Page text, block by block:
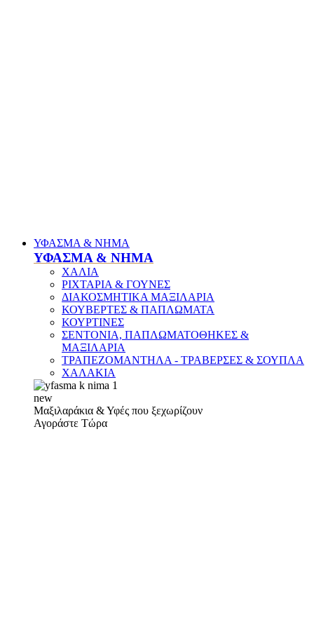
ΥΦΑΣΜΑ & ΝΗΜΑ
ΥΦΑΣΜΑ & ΝΗΜΑ
ΧΑΛΙΑ
ΡΙΧΤΑΡΙΑ & ΓΟΥΝΕΣ
ΔΙΑΚΟΣΜΗΤΙΚΑ ΜΑΞΙΛΑΡΙΑ
ΚΟΥΒΕΡΤΕΣ & ΠΑΠΛΩΜΑΤΑ
ΚΟΥΡΤΙΝΕΣ
ΣΕΝΤΟΝΙΑ, ΠΑΠΛΩΜΑΤΟΘΗΚΕΣ &
ΜΑΞΙΛΑΡΙΑ
ΤΡΑΠΕΖΟΜΑΝΤΗΛΑ - ΤΡΑΒΕΡΣΕΣ & ΣΟΥΠΛΑ
ΧΑΛΑΚΙΑ
new
Μαξιλαράκια & Υφές που ξεχωρίζουν
Αγοράστε Τώρα